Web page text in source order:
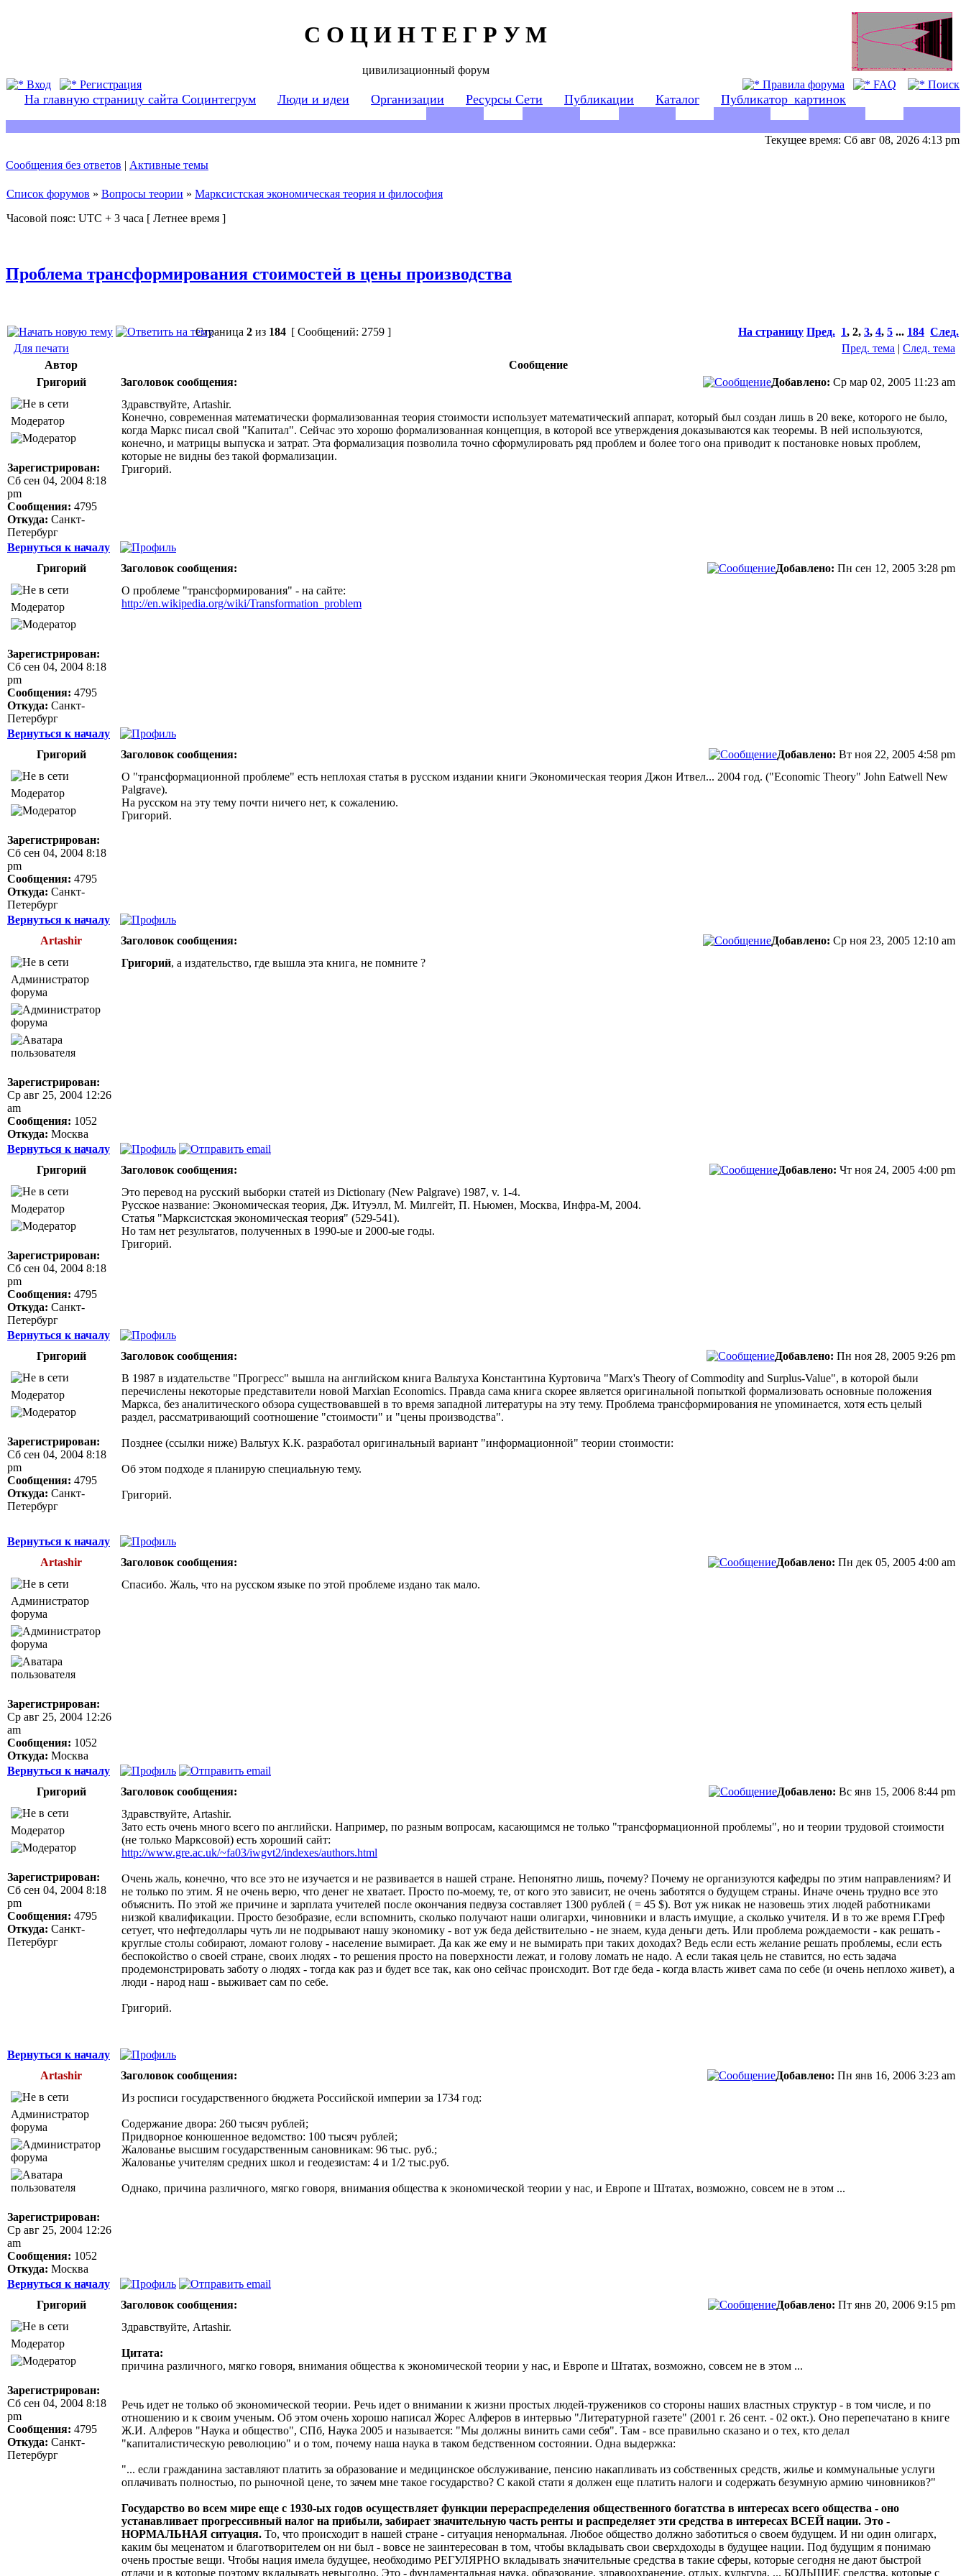
С О Ц И Н Т Е Г Р У М
цивилизационный форум
Вход
Регистрация Правила форума FAQ Поиск
На главную страницу сайта Социнтегрум Люди и идеи Организации Ресурсы Сети Публикации Каталог Публикатор_картинок
Текущее время: Сб авг 08, 2026 4:13 pm
Сообщения без ответов | Активные темы
Список форумов » Вопросы теории » Марксистская экономическая теория и философия
Часовой пояс: UTC + 3 часа [ Летнее время ]
Проблема трансформирования стоимостей в цены производства
Страница 2 из 184 [ Сообщений: 2759 ] На страницу Пред. 1, 2, 3, 4, 5 ... 184 След.
Для печати
Пред. тема | След. тема
Автор
Сообщение
Григорий
Заголовок сообщения: Добавлено: Ср мар 02, 2005 11:23 am
Модератор
Зарегистрирован:
Сб сен 04, 2004 8:18
pm
Сообщения: 4795
Откуда: Санкт-
Петербург
Здравствуйте, Artashir.
Конечно, современная математически формализованная теория стоимости использует математический аппарат, который был создан лишь в 20 веке, которого не было,
когда Маркс писал свой "Капитал". Сейчас это хорошо формализованная концепция, в которой все утверждения доказываются как теоремы. В ней используются,
конечно, и матрицы выпуска и затрат. Эта формализация позволила точно сформулировать ряд проблем и более того она приводит к постановке новых проблем,
которые не видны без такой формализации.
Григорий.
Вернуться к началу
Григорий
Заголовок сообщения: Добавлено: Пн сен 12, 2005 3:28 pm
Модератор
Зарегистрирован:
Сб сен 04, 2004 8:18
pm
Сообщения: 4795
Откуда: Санкт-
Петербург
О проблеме "трансформирования" - на сайте:
http://en.wikipedia.org/wiki/Transformation_problem
Вернуться к началу
Григорий
Заголовок сообщения: Добавлено: Вт ноя 22, 2005 4:58 pm
Модератор
Зарегистрирован:
Сб сен 04, 2004 8:18
pm
Сообщения: 4795
Откуда: Санкт-
Петербург
О "трансформационной проблеме" есть неплохая статья в русском издании книги Экономическая теория Джон Итвел... 2004 год. ("Economic Theory" John Eatwell New
Palgrave).
На русском на эту тему почти ничего нет, к сожалению.
Григорий.
Вернуться к началу
Artashir
Заголовок сообщения: Добавлено: Ср ноя 23, 2005 12:10 am
Администратор
форума
Зарегистрирован:
Ср авг 25, 2004 12:26
am
Сообщения: 1052
Откуда: Москва
Григорий, а издательство, где вышла эта книга, не помните ?
Вернуться к началу
Григорий
Заголовок сообщения: Добавлено: Чт ноя 24, 2005 4:00 pm
Модератор
Зарегистрирован:
Сб сен 04, 2004 8:18
pm
Сообщения: 4795
Откуда: Санкт-
Петербург
Это перевод на русский выборки статей из Dictionary (New Palgrave) 1987, v. 1-4.
Русское название: Экономическая теория, Дж. Итуэлл, М. Милгейт, П. Ньюмен, Москва, Инфра-М, 2004.
Статья "Марксистская экономическая теория" (529-541).
Но там нет результатов, полученных в 1990-ые и 2000-ые годы.
Григорий.
Вернуться к началу
Григорий
Заголовок сообщения: Добавлено: Пн ноя 28, 2005 9:26 pm
Модератор
Зарегистрирован:
Сб сен 04, 2004 8:18
pm
Сообщения: 4795
Откуда: Санкт-
Петербург
В 1987 в издательстве "Прогресс" вышла на английском книга Вальтуха Константина Куртовича "Marx's Theory of Commodity and Surplus-Value", в которой были
перечислены некоторые представители новой Marxian Economics. Правда сама книга скорее является оригинальной попыткой формализовать основные положения
Маркса, без аналитического обзора существовавшей в то время западной литературы на эту тему. Проблема трансформирования не упоминается, хотя есть целый
раздел, рассматривающий соотношение "стоимости" и "цены производства".
Позднее (ссылки ниже) Вальтух К.К. разработал оригинальный вариант "информационной" теории стоимости:
Об этом подходе я планирую специальную тему.
Григорий.
Вернуться к началу
Artashir
Заголовок сообщения: Добавлено: Пн дек 05, 2005 4:00 am
Администратор
форума
Зарегистрирован:
Ср авг 25, 2004 12:26
am
Сообщения: 1052
Откуда: Москва
Спасибо. Жаль, что на русском языке по этой проблеме издано так мало.
Вернуться к началу
Григорий
Заголовок сообщения: Добавлено: Вс янв 15, 2006 8:44 pm
Модератор
Зарегистрирован:
Сб сен 04, 2004 8:18
pm
Сообщения: 4795
Откуда: Санкт-
Петербург
Здравствуйте, Artashir.
Зато есть очень много всего по английски. Например, по разным вопросам, касающимся не только "трансформационной проблемы", но и теории трудовой стоимости
(не только Марксовой) есть хороший сайт:
http://www.gre.ac.uk/~fa03/iwgvt2/indexes/authors.html
Очень жаль, конечно, что все это не изучается и не развивается в нашей стране. Непонятно лишь, почему? Почему не организуются кафедры по этим направлениям? И
не только по этим. Я не очень верю, что денег не хватает. Просто по-моему, те, от кого это зависит, не очень заботятся о будущем страны. Иначе очень трудно все это
объяснить. По этой же причине и зарплата учителей после окончания педвуза составляет 1300 рублей ( = 45 $). Вот уж никак не назовешь этих людей работниками
низкой квалификации. Просто безобразие, если вспомнить, сколько получают наши олигархи, чиновники и власть имущие, а сколько учителя. И в то же время Г.Греф
сетует, что нефтедоллары чуть ли не подрывают нашу экономику - вот уж беда действительно - не знаем, куда деньги деть. Или проблема рождаемости - как решать -
круглые столы собирают, ломают голову - население вымирает. Да как же ему и не вымирать при таких доходах? Ведь если есть желание решать проблемы, если есть
беспокойство о своей стране, своих людях - то решения просто на поверхности лежат, и голову ломать не надо. А если такая цель не ставится, но есть задача
продемонстрировать заботу о людях - тогда как раз и будет все так, как оно сейчас происходит. Вот где беда - когда власть живет сама по себе (и очень неплохо живет), а
люди - народ наш - выживает сам по себе.
Григорий.
Вернуться к началу
Artashir
Заголовок сообщения: Добавлено: Пн янв 16, 2006 3:23 am
Администратор
форума
Зарегистрирован:
Ср авг 25, 2004 12:26
am
Сообщения: 1052
Откуда: Москва
Из росписи государственного бюджета Российской империи за 1734 год:
Содержание двора: 260 тысяч рублей;
Придворное конюшенное ведомство: 100 тысяч рублей;
Жалованье высшим государственным сановникам: 96 тыс. руб.;
Жалованье учителям средних школ и геодезистам: 4 и 1/2 тыс.руб.
Однако, причина различного, мягко говоря, внимания общества к экономической теории у нас, и Европе и Штатах, возможно, совсем не в этом ...
Вернуться к началу
Григорий
Заголовок сообщения: Добавлено: Пт янв 20, 2006 9:15 pm
Модератор
Зарегистрирован:
Сб сен 04, 2004 8:18
pm
Сообщения: 4795
Откуда: Санкт-
Петербург
Здравствуйте, Artashir.
Цитата:
причина различного, мягко говоря, внимания общества к экономической теории у нас, и Европе и Штатах, возможно, совсем не в этом ...
Речь идет не только об экономической теории. Речь идет о внимании к жизни простых людей-тружеников со стороны наших властных структур - в том числе, и по
отношению и к своим ученым. Об этом очень хорошо написал Жорес Алферов в интервью "Литературной газете" (2001 г. 26 сент. - 02 окт.). Оно перепечатано в книге
Ж.И. Алферов "Наука и общество", СПб, Наука 2005 и называется: "Мы должны винить сами себя". Там - все правильно сказано и о тех, кто делал
"капиталистическую революцию" и о том, почему наша наука в таком бедственном состоянии. Одна выдержка:
"... если гражданина заставляют платить за образование и медицинское обслуживание, пенсию накапливать из собственных средств, жилье и коммунальные услуги
оплачивать полностью, по рыночной цене, то зачем мне такое государство? С какой стати я должен еще платить налоги и содержать безумную армию чиновников?"
Государство во всем мире еще с 1930-ых годов осуществляет функции перераспределения общественного богатства в интересах всего общества - оно
устанавливает прогрессивный налог на прибыли, забирает значительную часть ренты и распределяет эти средства в интересах ВСЕЙ нации. Это -
НОРМАЛЬНАЯ ситуация. То, что происходит в нашей стране - ситуация ненормальная. Любое общество должно заботиться о своем будущем. И ни один олигарх,
каким бы меценатом и благотворителем он ни был - вовсе не заинтересован в том, чтобы вкладывать свои сверхдоходы в будущее нации. Под будущим я понимаю
очень простые вещи. Чтобы нация имела будущее, необходимо РЕГУЛЯРНО вкладывать значительные средства в такие сферы, которые сегодня не дают быстрой
отдачи и в которые поэтому вкладывать невыгодно. Это - фундаментальная наука, образование, здравоохранение, отдых, культура, ... БОЛЬШИЕ средства, которые с